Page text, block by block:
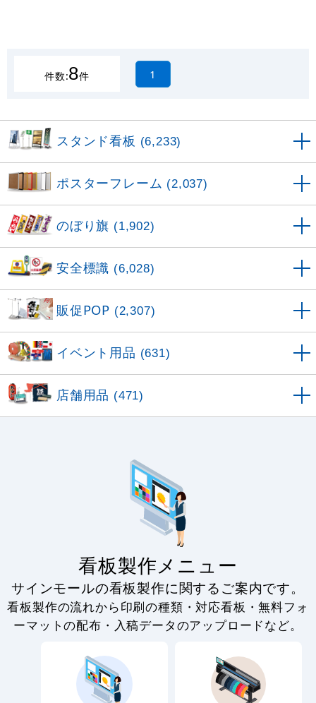
件数:8件 1
スタンド看板 (6,233)
ポスターフレーム (2,037)
のぼり旗 (1,902)
安全標識 (6,028)
販促POP (2,307)
イベント用品 (631)
店舗用品 (471)
看板製作メニュー
サインモールの看板製作に関するご案内です。
看板製作の流れから印刷の種類・対応看板・無料フォ
ーマットの配布・入稿データのアップロードなど。